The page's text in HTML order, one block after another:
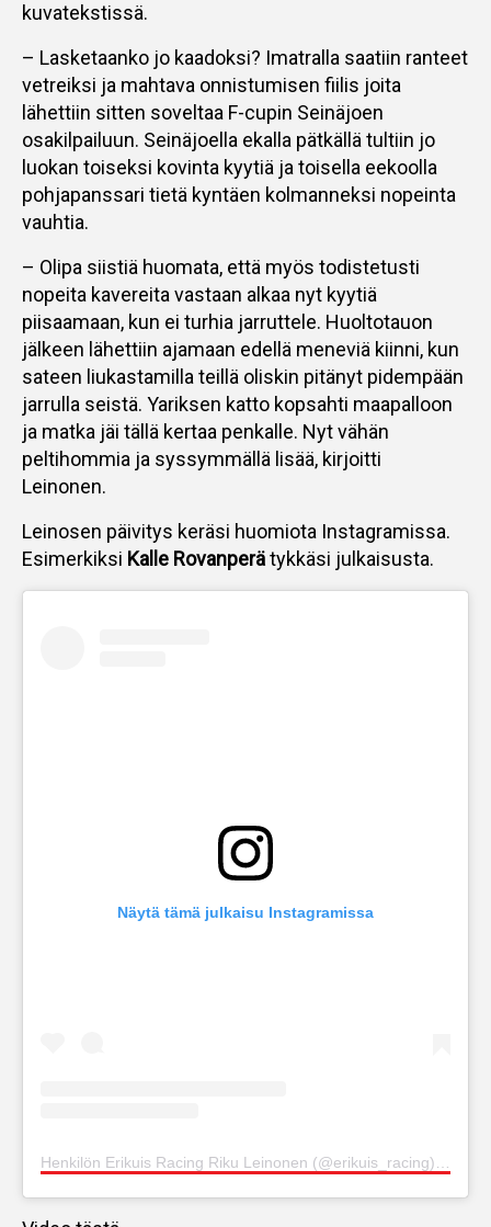
kuvatekstissä.
– Lasketaanko jo kaadoksi? Imatralla saatiin ranteet
vetreiksi ja mahtava onnistumisen fiilis joita
lähettiin sitten soveltaa F-cupin Seinäjoen
osakilpailuun. Seinäjoella ekalla pätkällä tultiin jo
luokan toiseksi kovinta kyytiä ja toisella eekoolla
pohjapanssari tietä kyntäen kolmanneksi nopeinta
vauhtia.
– Olipa siistiä huomata, että myös todistetusti
nopeita kavereita vastaan alkaa nyt kyytiä
piisaamaan, kun ei turhia jarruttele. Huoltotauon
jälkeen lähettiin ajamaan edellä meneviä kiinni, kun
sateen liukastamilla teillä oliskin pitänyt pidempään
jarrulla seistä. Yariksen katto kopsahti maapalloon
ja matka jäi tällä kertaa penkalle. Nyt vähän
peltihommia ja syssymmällä lisää, kirjoitti
Leinonen.
Leinosen päivitys keräsi huomiota Instagramissa.
Esimerkiksi Kalle Rovanperätykkäsi julkaisusta.
Näytä tämä julkaisu Instagramissa